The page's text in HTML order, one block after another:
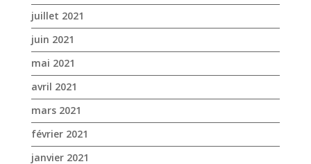
juillet 2021
juin 2021
mai 2021
avril 2021
mars 2021
février 2021
janvier 2021